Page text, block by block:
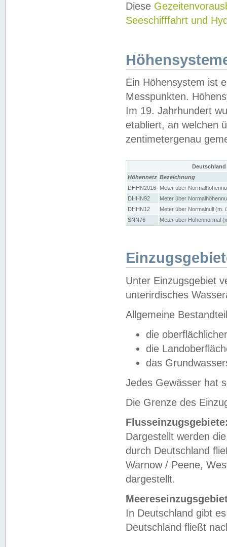
Diese
Seeschifffahrt und
Ein Höhensystem ist
Messpunkten.
Im 19. Jahrhundert
etabliert, an welchen
zentimetergenau
Höhennetz Bezeichnung
DHHN2016
Meter über
DHHN92
Meter über
DHHN12
Meter über Normalnull (m.
SNN76
Meter über Höhennormal
Unter Einzugsgebiet
unterirdisches
Allgemeine
die
die
das
Jedes Gewässer hat
Die Grenze des
Dargestellt werden
durch Deutschland
Warnow / Peene,
dargestellt.
In Deutschland gibt
Deutschland fließt